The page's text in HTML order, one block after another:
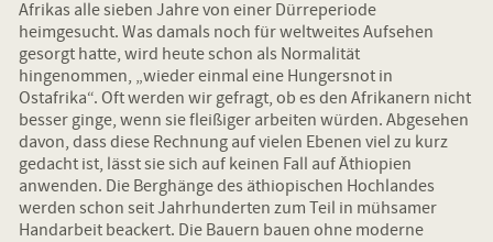
Afrikas alle sieben Jahre von einer Dürreperiode
heimgesucht. Was damals noch für weltweites Aufsehen
gesorgt hatte, wird heute schon als Normalität
hingenommen, „wieder einmal eine Hungersnot in
Ostafrika“. Oft werden wir gefragt, ob es den Afrikanern nicht
besser ginge, wenn sie fleißiger arbeiten würden. Abgesehen
davon, dass diese Rechnung auf vielen Ebenen viel zu kurz
gedacht ist, lässt sie sich auf keinen Fall auf Äthiopien
anwenden. Die Berghänge des äthiopischen Hochlandes
werden schon seit Jahrhunderten zum Teil in mühsamer
Handarbeit beackert. Die Bauern bauen ohne moderne